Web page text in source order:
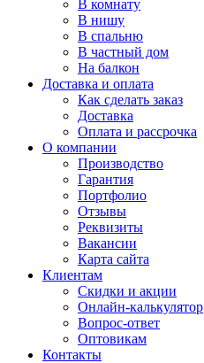
В комнату
В нишу
В спальню
В частный дом
На балкон
Доставка и оплата
Как сделать заказ
Доставка
Оплата и рассрочка
О компании
Производство
Гарантия
Портфолио
Отзывы
Реквизиты
Вакансии
Карта сайта
Клиентам
Скидки и акции
Онлайн-калькулятор
Вопрос-ответ
Оптовикам
Контакты